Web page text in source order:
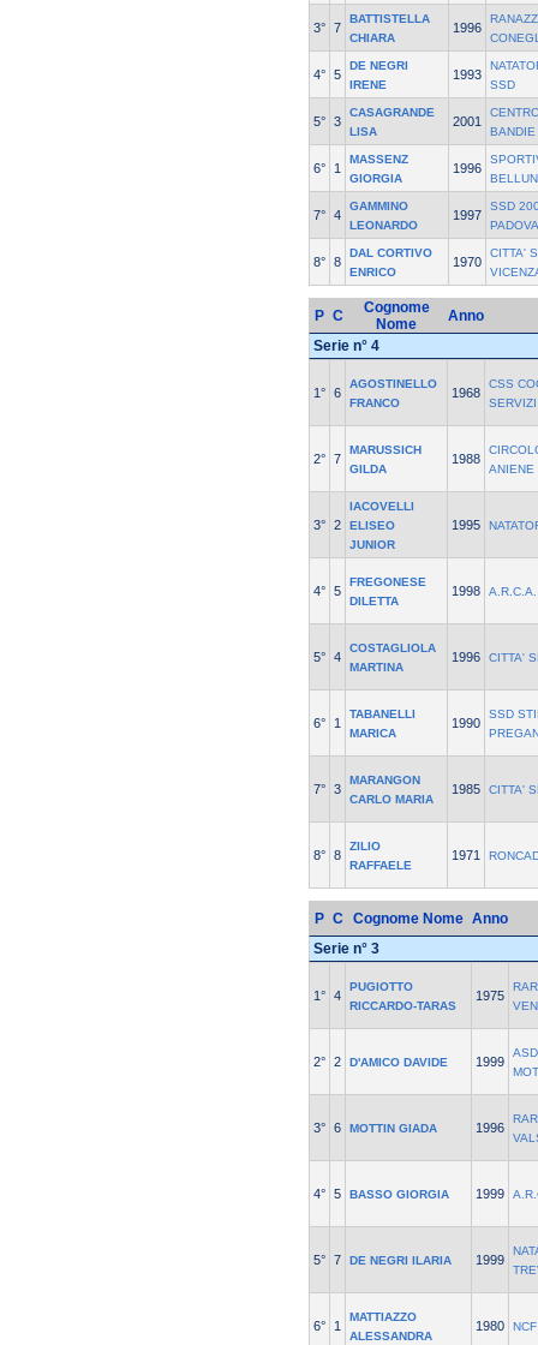
3° 7
BATTISTELLA
CHIARA
1996
4° 5
DE NEGRI
IRENE
1993
SSD
5° 3
CASAGRANDE
LISA
2001
BANDIE
6° 1
MASSENZ
GIORGIA
1996
7° 4
GAMMINO
LEONARDO
1997
SSD
PADOVA
8° 8
DAL CORTIVO
ENRICO
1970
CITTA'
P C
Cognome
Nome
Anno
Serie n° 4
1° 6
AGOSTINELLO
FRANCO
1968
CSS
2° 7
MARUSSICH
GILDA
1988
ANIENE
3° 2
IACOVELLI
ELISEO
JUNIOR
1995
4° 5
FREGONESE
DILETTA
1998
5° 4
COSTAGLIOLA
MARTINA
1996 CITTA'
6° 1
TABANELLI
MARICA
1990
SSD
7° 3
MARANGON
CARLO MARIA
1985 CITTA'
8° 8
ZILIO
RAFFAELE
1971
P C Cognome Nome Anno
Serie n° 3
1° 4
PUGIOTTO
RICCARDO-TARAS
1975
2° 2 D'AMICO DAVIDE 1999
3° 6 MOTTIN GIADA 1996
4° 5 BASSO GIORGIA 1999
5° 7 DE NEGRI ILARIA 1999
6° 1
MATTIAZZO
ALESSANDRA
1980